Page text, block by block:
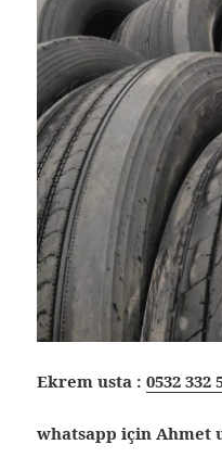
Ekrem usta :0532 332
whatsapp için Ahmet